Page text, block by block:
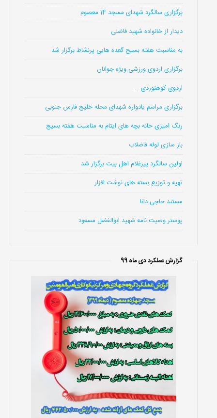
برگزاری سالگرد شهدای مسجد 14 معصوم
دیدار از خانواده شهید فاضلی
به مناسبت هفته بسیج گعده هایی پرنشاط برگزار شد
برگزاری اردوی ورزشی ویژه جوانان
اردوی کوهنوردی …
برگزاری مراسم یادواره شهدای محله خلیج فارس جنوبی
رنگ امیزی خانه بچه های ایتام به مناسبت هفته بسیج
باز سازی لوله فاضلاب
اولین سالگرد پیرغلام اهل بیت برگزار شد
تهیه و توزیع بسته های نوشت افزار
مستند حاجی دانا
پوستر وصیت نامه شهید ابوالفضل مسعود
گزارش عملکرد دی ماه 99